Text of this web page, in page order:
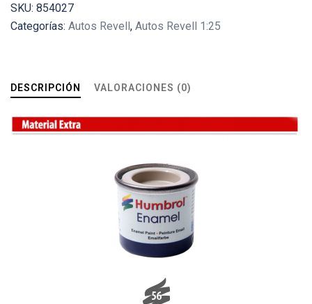
SKU: 854027
Categorías: Autos Revell, Autos Revell 1:25
DESCRIPCIÓN VALORACIONES (0)